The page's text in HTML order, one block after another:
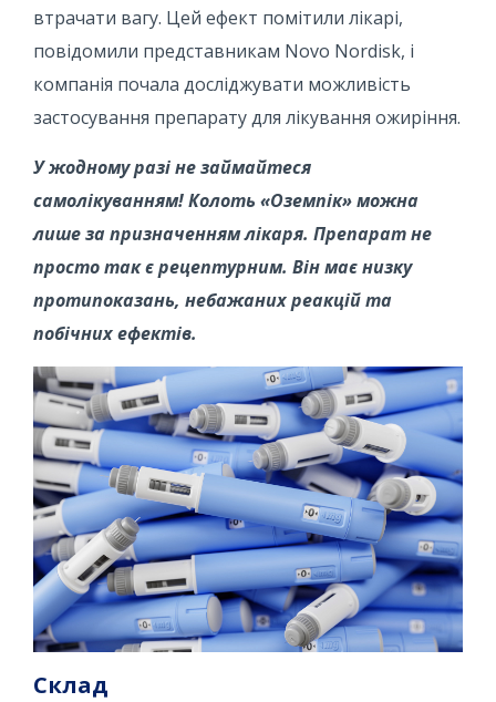
втрачати вагу. Цей ефект помітили лікарі,
повідомили представникам Novo Nordisk, і
компанія почала досліджувати можливість
застосування препарату для лікування ожиріння.
У жодному разі не займайтеся
самолікуванням! Колоть «Оземпік» можна
лише за призначенням лікаря. Препарат не
просто так є рецептурним. Він має низку
протипоказань, небажаних реакцій та
побічних ефектів.
Склад